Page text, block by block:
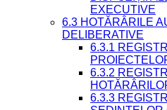
EXECUTIVE
6.3 HOTĂRÂRILE
DELIBERATIVE
6.3.1
6.3.2
6.3.3